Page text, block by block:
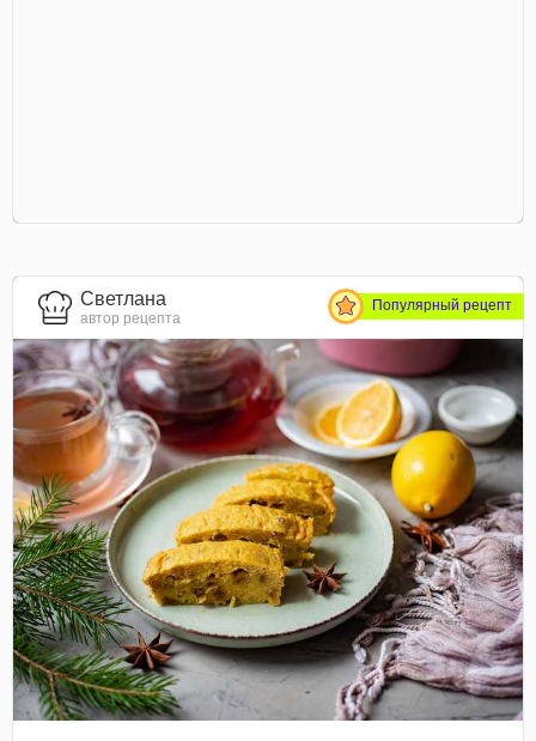
Светлана
автор рецепта
Популярный рецепт